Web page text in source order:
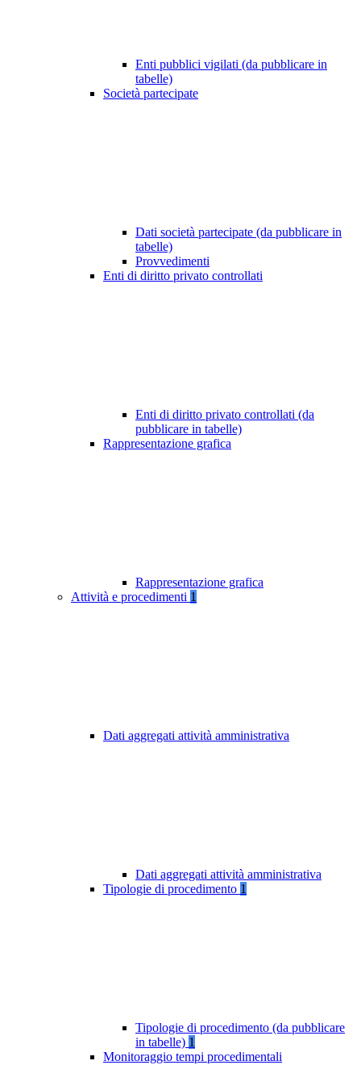
Enti pubblici vigilati (da pubblicare in
tabelle)
Società partecipate
Dati società partecipate (da pubblicare in
tabelle)
Provvedimenti
Enti di diritto privato controllati
Enti di diritto privato controllati (da
pubblicare in tabelle)
Rappresentazione grafica
Rappresentazione grafica
Attività e procedimenti 1
Dati aggregati attività amministrativa
Dati aggregati attività amministrativa
Tipologie di procedimento 1
Tipologie di procedimento (da pubblicare
in tabelle) 1
Monitoraggio tempi procedimentali